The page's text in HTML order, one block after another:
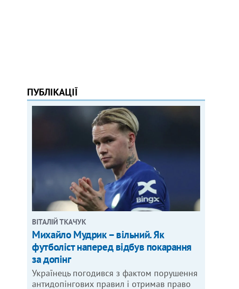
ПУБЛІКАЦІЇ
ВІТАЛІЙ ТКАЧУК
Михайло Мудрик – вільний. Як
футболіст наперед відбув покарання
за допінг
Українець погодився з фактом порушення
антидопінгових правил і отримав право